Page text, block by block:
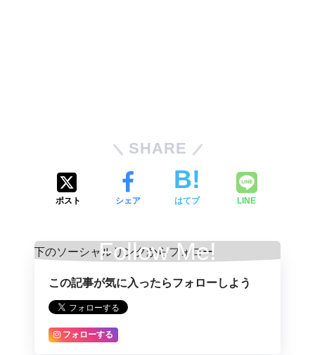
SHARE
ポスト シェア はてブ LINE
Follow Me!
この記事が気に入ったらフォローしよう
フォローする